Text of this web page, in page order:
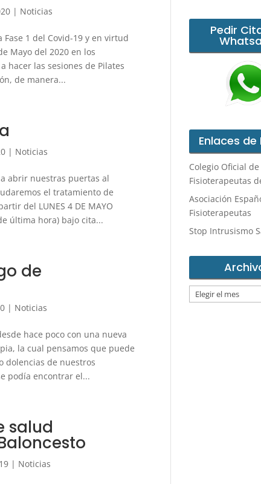
| Noticias
1 del Covid-19 y en virtud
Mayo del 2020 en los
hacer las sesiones de Pilates
de manera...
| Noticias
abrir nuestras puertas al
el tratamiento de
del LUNES 4 DE MAYO
última hora) bajo cita...
de
| Noticias
hace poco con una nueva
la cual pensamos que puede
dolencias de nuestros
podía encontrar el...
salud
| Noticias
Pedir
Enlaces de
Colegio Oficial de
Fisioterapeutas
Asociación
Fisioterapeutas
Stop Intrusismo
Archivos